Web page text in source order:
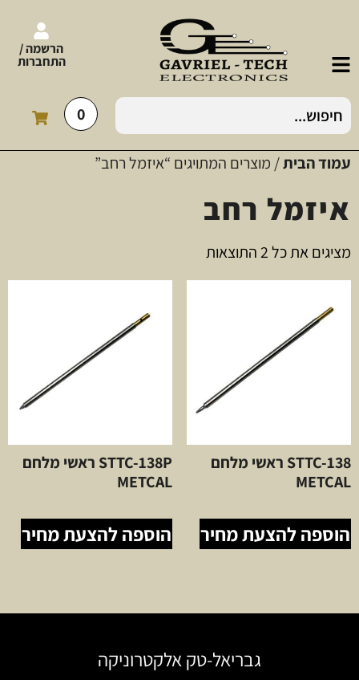
הרשמה /
התחברות
0
עמוד הבית/ מוצרים המתויגים “איזמל רחב”
איזמל רחב
מציגים את כל ⁦2⁩ התוצאות
STTC-138 ראשי מלחם
METCAL
הוספה להצעת מחיר
STTC-138P ראשי מלחם
METCAL
הוספה להצעת מחיר
גבריאל-טק אלקטרוניקה